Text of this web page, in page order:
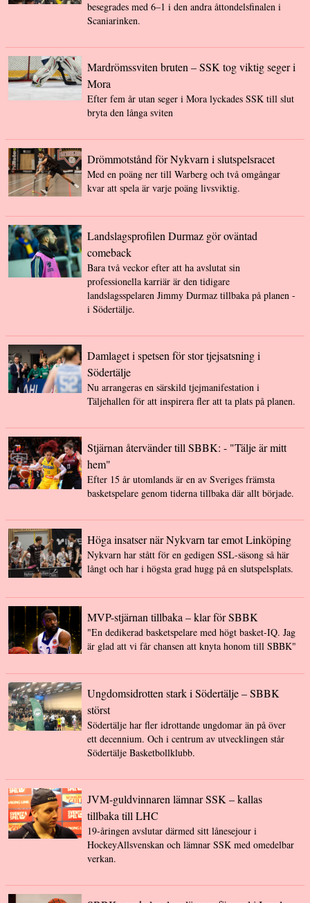
besegrades med 6–1 i den andra åttondelsfinalen i
Scaniarinken.
Mardrömssviten bruten – SSK tog viktig seger i
Mora
Efter fem år utan seger i Mora lyckades SSK till slut
bryta den långa sviten
Drömmotstånd för Nykvarn i slutspelsracet
Med en poäng ner till Warberg och två omgångar
kvar att spela är varje poäng livsviktig.
Landslagsprofilen Durmaz gör oväntad
comeback
Bara två veckor efter att ha avslutat sin
professionella karriär är den tidigare
landslagsspelaren Jimmy Durmaz tillbaka på planen -
i Södertälje.
Damlaget i spetsen för stor tjejsatsning i
Södertälje
Nu arrangeras en särskild tjejmanifestation i
Täljehallen för att inspirera fler att ta plats på planen.
Stjärnan återvänder till SBBK: - "Tälje är mitt
hem"
Efter 15 år utomlands är en av Sveriges främsta
basketspelare genom tiderna tillbaka där allt började.
Höga insatser när Nykvarn tar emot Linköping
Nykvarn har stått för en gedigen SSL-säsong så här
långt och har i högsta grad hugg på en slutspelsplats.
MVP-stjärnan tillbaka – klar för SBBK
"En dedikerad basketspelare med högt basket-IQ. Jag
är glad att vi får chansen att knyta honom till SBBK"
Ungdomsidrotten stark i Södertälje – SBBK
störst
Södertälje har fler idrottande ungdomar än på över
ett decennium. Och i centrum av utvecklingen står
Södertälje Basketbollklubb.
JVM-guldvinnaren lämnar SSK – kallas
tillbaka till LHC
19-åringen avslutar därmed sitt lånesejour i
HockeyAllsvenskan och lämnar SSK med omedelbar
verkan.